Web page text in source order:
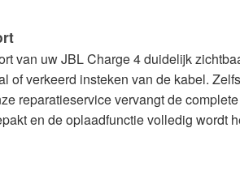
van uw JBL Charge 4 duidelijk
of verkeerd insteken van de kabel.
reparatieservice vervangt de
en de oplaadfunctie volledig wordt